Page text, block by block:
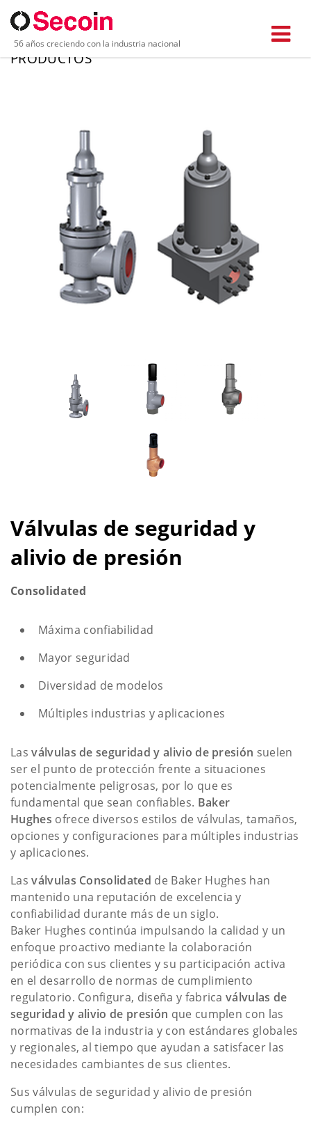
56 años creciendo con la industria nacional
PRODUCTOS
Válvulas de seguridad y
alivio de presión
Consolidated
Máxima confiabilidad
Mayor seguridad
Diversidad de modelos
Múltiples industrias y aplicaciones
Lasválvulas de seguridad y alivio de presión suelen
ser el punto de protección frente a situaciones
potencialmente peligrosas, por lo que es
fundamental que sean confiables. Baker
Hughes ofrece diversos estilos de válvulas, tamaños,
opciones y configuraciones para múltiples industrias
y aplicaciones.
Lasválvulas Consolidated de Baker Hughes han
mantenido una reputación de excelencia y
confiabilidad durante más de un siglo.
Baker Hughes continúa impulsando la calidad y un
enfoque proactivo mediante la colaboración
periódica con sus clientes y su participación activa
en el desarrollo de normas de cumplimiento
regulatorio. Configura, diseña y fabricaválvulas de
seguridad y alivio de presión que cumplen con las
normativas de la industria y con estándares globales
y regionales, al tiempo que ayudan a satisfacer las
necesidades cambiantes de sus clientes.
Sus válvulas de seguridad y alivio de presión
cumplen con: